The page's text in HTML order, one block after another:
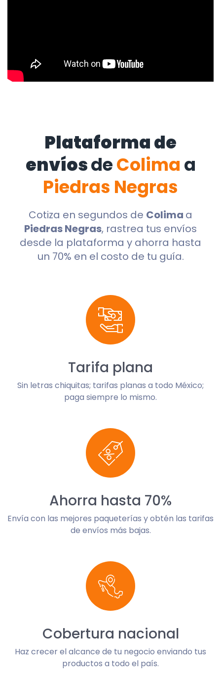
Plataforma de
envíosdeColima a
Piedras Negras
Cotiza en segundos de Colima a
Piedras Negras, rastrea tus envíos
desde la plataforma y ahorra hasta
un 70% en el costo de tu guía.
Tarifa plana
Sin letras chiquitas; tarifas planas a todo México;
paga siempre lo mismo.
Ahorra hasta 70%
Envía con las mejores paqueterías y obtén las tarifas
de envíos más bajas.
Cobertura nacional
Haz crecer el alcance de tu negocio enviando tus
productos a todo el país.